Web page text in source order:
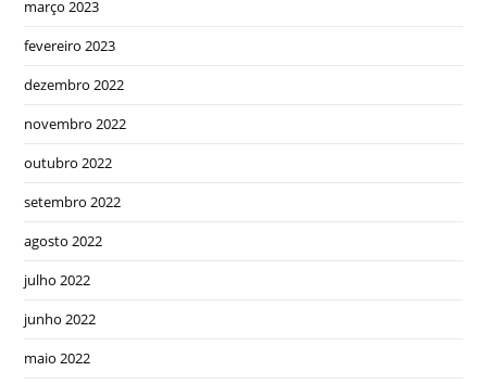
março 2023
fevereiro 2023
dezembro 2022
novembro 2022
outubro 2022
setembro 2022
agosto 2022
julho 2022
junho 2022
maio 2022